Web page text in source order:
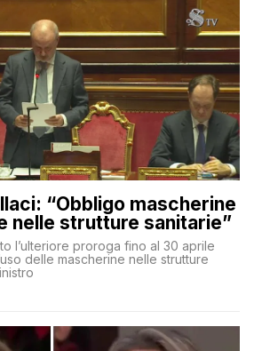
“Obbligo mascherine
nelle strutture sanitarie”
l’ulteriore proroga fino al 30 aprile
delle mascherine nelle strutture